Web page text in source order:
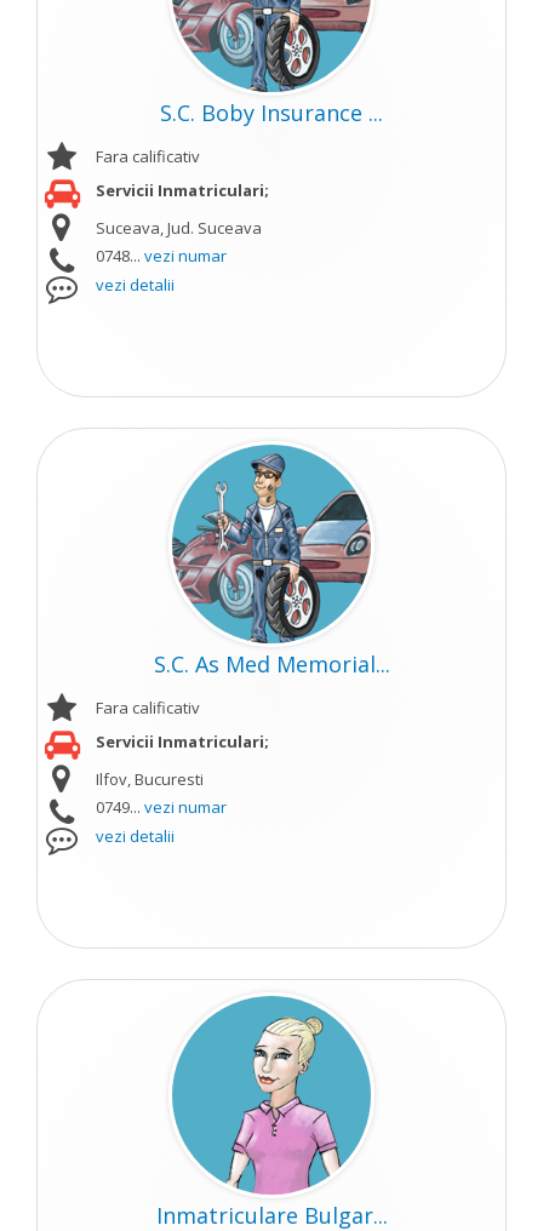
S.C. Boby Insurance ...
Fara calificativ
Servicii Inmatriculari;
Suceava, Jud. Suceava
0748... vezi numar
vezi detalii
S.C. As Med Memorial...
Fara calificativ
Servicii Inmatriculari;
Ilfov, Bucuresti
0749... vezi numar
vezi detalii
Inmatriculare Bulgar...